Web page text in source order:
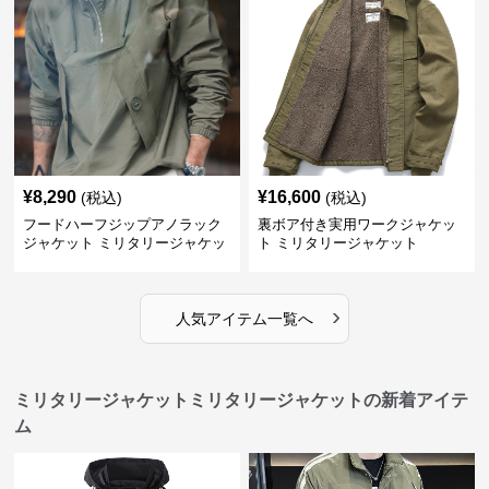
¥8,290 (税込)
フードハーフジップアノラック
ジャケット ミリタリージャケッ
¥16,600 (税込)
裏ボア付き実用ワークジャケッ
ト ミリタリージャケット
人気アイテム一覧へ ›
ミリタリージャケットミリタリージャケットの新着アイテ
ム